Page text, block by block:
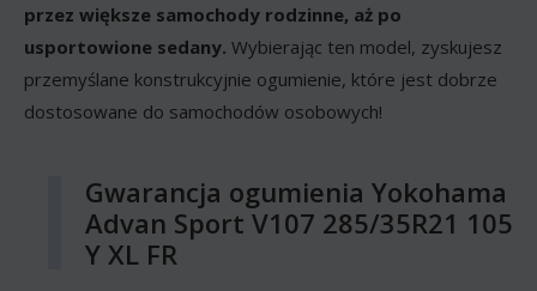
przez większe samochody rodzinne, aż po
usportowione sedany. Wybierając ten model, zyskujesz
przemyślane konstrukcyjnie ogumienie, które jest dobrze
dostosowane do samochodów osobowych!
Gwarancja ogumienia Yokohama
Advan Sport V107 285/35R21 105
Y XL FR